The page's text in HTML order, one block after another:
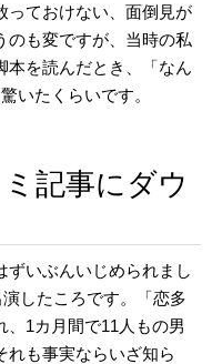
っておけない、面倒見が
のも変ですが、当時の私
本を読んだとき、「なん
いたくらいです。
記事にダウ
ずいぶんいじめられまし
したころです。「恋多
、1カ月間で11人もの男
れも事実ならいざ知ら